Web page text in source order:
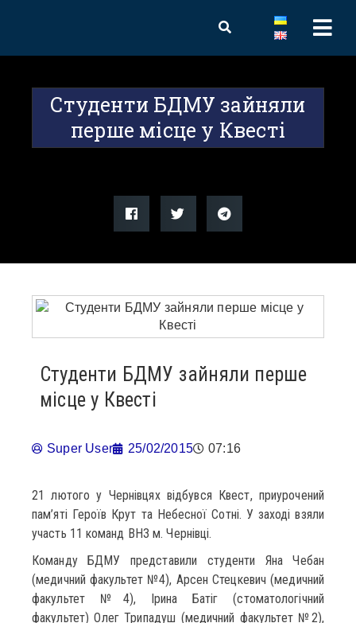
Студенти БДМУ зайняли
перше місце у Квесті
Студенти БДМУ зайняли перше
місце у Квесті
Super User 25/02/2015 07:16
21 лютого у Чернівцях відбувся Квест, приурочений
пам’яті Героїв Крут та Небесної Сотні. У заході взяли
участь 11 команд ВНЗ м. Чернівці.
Команду БДМУ представили студенти Яна Чебан
(медичний факультет №4), Арсен Стецкевич (медичний
факультет №4), Ірина Батіг (стоматологічний
факультет) Олег Трипадуш (медичний факультет №2),